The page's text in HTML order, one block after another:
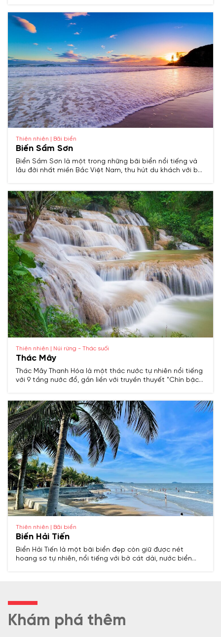
phía tây nam.
Thiên nhiên | Bãi biển
Biển Sầm Sơn
Biển Sầm Sơn là một trong những bãi biển nổi tiếng và
lâu đời nhất miền Bắc Việt Nam, thu hút du khách với bờ
Thiên nhiên | Núi rừng - Thác suối
Thác Mây
Thác Mây Thanh Hóa là một thác nước tự nhiên nổi tiếng
với 9 tầng nước đổ, gắn liền với truyền thuyết "Chín bậc
Thiên nhiên | Bãi biển
Biển Hải Tiến
Biển Hải Tiến là một bãi biển đẹp còn giữ được nét
hoang sơ tự nhiên, nổi tiếng với bờ cát dài, nước biển
Khám phá thêm